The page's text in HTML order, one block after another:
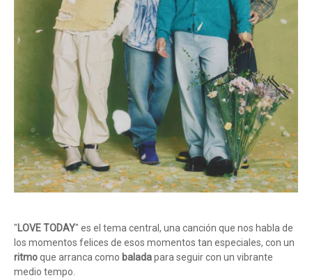
"LOVE TODAY" es el tema central, una canción que nos habla de
los momentos felices de esos momentos tan especiales, con un
ritmoque arranca como baladapara seguir con un vibrante
medio tempo.